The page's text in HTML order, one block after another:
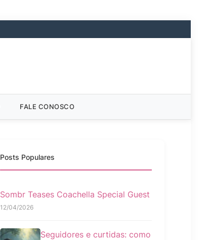
FALE CONOSCO
Posts Populares
Sombr Teases Coachella Special Guest
12/04/2026
Seguidores e curtidas: como